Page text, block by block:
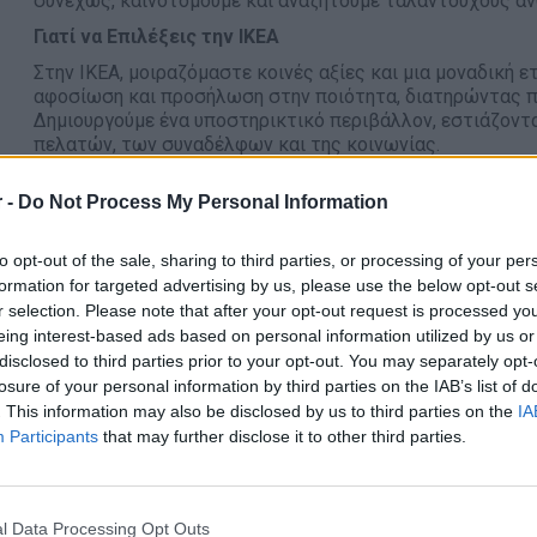
- Do Not Process My Personal Information
opt-out of the sale, sharing to third parties, or processing of your
for targeted advertising by us, please use the below opt-out
selection. Please note that after your opt-out request is processed
interest-based ads based on personal information utilized by us
to third parties prior to your opt-out. You may separately
of your personal information by third parties on the IAB’s list of
This information may also be disclosed by us to third parties on the
Participants that may further disclose it to other third parties.
Data Processing Opt Outs
Γιατί να Επιλέξεις την ΙΚΕΑ
Στην ΙΚΕΑ, μοιραζόμαστε κοινές αξίες και μια μοναδική
αφοσίωση και προσήλωση στην ποιότητα, διατηρώντας
Δημιουργούμε ένα υποστηρικτικό περιβάλλον,
πελατών, των συναδέλφων και της κοινωνίας.
Ως μέλος της ομάδας καταστήματος, σεσυνεργασία με
Διατήρηση καθαριότητας και οργάνωσης του χώρου
Εφαρμογή προδιαγραφών ποιότητας και υγιεινής
Εφαρμόζεις τις ρουτίνες και τις διαδικασίες του
εταιρικών οδηγιών
Ξεχωρίζεις αν διαθέτεις:
Πιστοποιητικό Υγείας